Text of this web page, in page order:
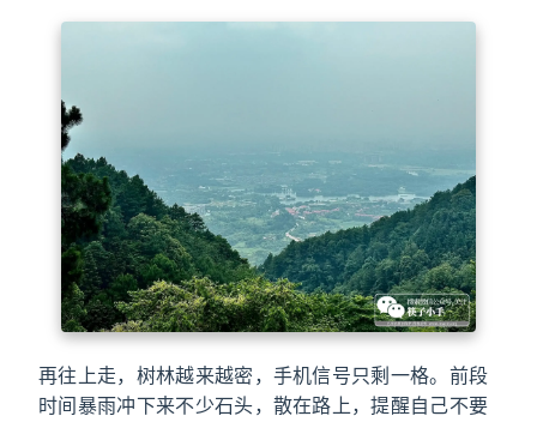
再往上走，树林越来越密，手机信号只剩一格。前段
时间暴雨冲下来不少石头，散在路上，提醒自己不要